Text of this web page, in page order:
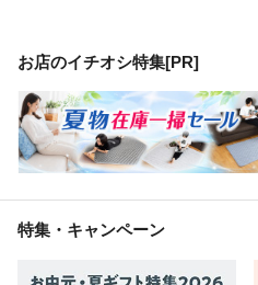
お店のイチオシ特集[PR]
特集・キャンペーン